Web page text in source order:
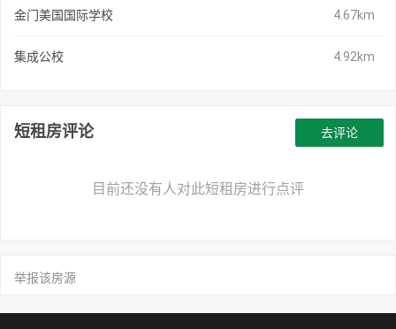
金门美国国际学校 4.67km
集成公校 4.92km
短租房评论
目前还没有人对此短租房进行点评
去评论
举报该房源